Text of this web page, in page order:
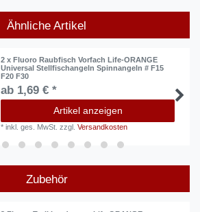
Ähnliche Artikel
2 x Fluoro Raubfisch Vorfach Life-ORANGE
Universal Stellfischangeln Spinnangeln # F15
F20 F30
ab 1,69 € *
Artikel anzeigen
*inkl. ges. MwSt. zzgl.Versandkosten
Zubehör